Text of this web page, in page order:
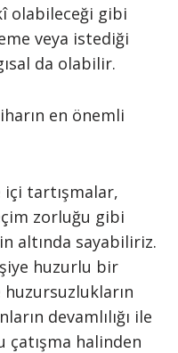
olabileceği gibi
veya istediği
da olabilir.
en önemli
içi tartışmalar,
zorluğu gibi
altında sayabiliriz.
huzurlu bir
huzursuzlukların
devamlılığı ile
çatışma halinden